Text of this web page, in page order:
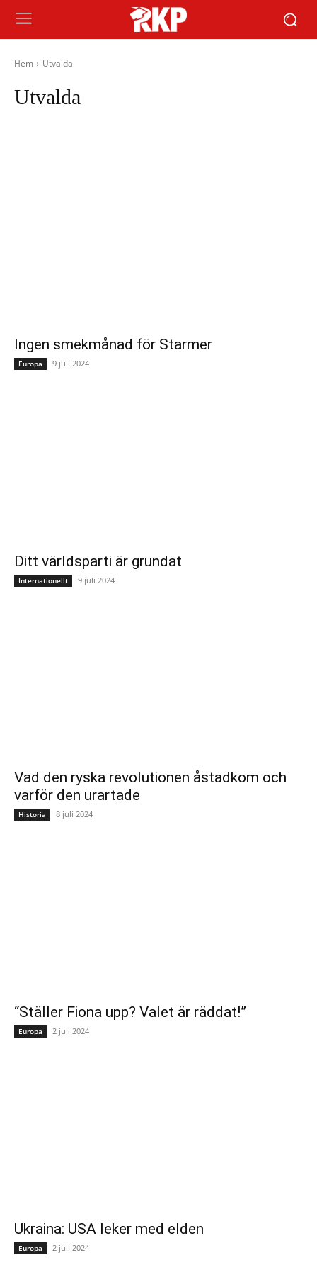
Hem Utvalda
Utvalda
Ingen smekmånad för Starmer
Europa 9 juli 2024
Ditt världsparti är grundat
Internationellt 9 juli 2024
Vad den ryska revolutionen åstadkom och
varför den urartade
Historia 8 juli 2024
“Ställer Fiona upp? Valet är räddat!”
Europa 2 juli 2024
Ukraina: USA leker med elden
Europa 2 juli 2024